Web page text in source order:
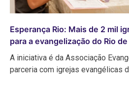
Esperança Rio: Mais de 2 mil
para a evangelização do Rio
A iniciativa é da Associação
parceria com igrejas evangélicas